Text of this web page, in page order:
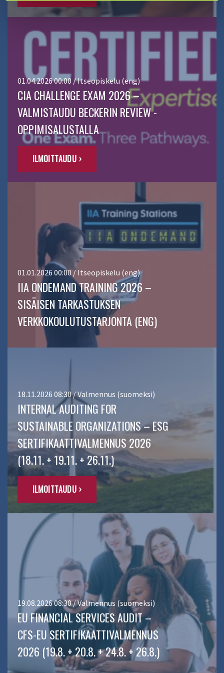
01.04.2026 00:00 / Itseopiskelu (eng)
CIA CHALLENGE EXAM 2026 –
VALMISTAUDU BECKERIN REVIEW -
OPPIMISALUSTALLA
ILMOITTAUDU ›
01.01.2026 00:00 / Itseopiskelu (eng)
IIA ONDEMAND TRAINING 2026 –
SISÄISEN TARKASTUKSEN
VERKKOKOULUTUSTARJONTA (ENG)
18.11.2026 08:30 / Valmennus (suomeksi)
INTERNAL AUDITING FOR
SUSTAINABLE ORGANIZATIONS – ESG
SERTIFIKAATTIVALMENNUS 2026
(18.11. + 19.11. + 26.11.)
ILMOITTAUDU ›
19.08.2026 08:30 / Valmennus (suomeksi)
EU FINANCIAL SERVICES AUDIT –
CFS-EU SERTIFIKAATTIVALMENNUS
2026 (19.8. + 20.8. + 24.8. + 26.8.)